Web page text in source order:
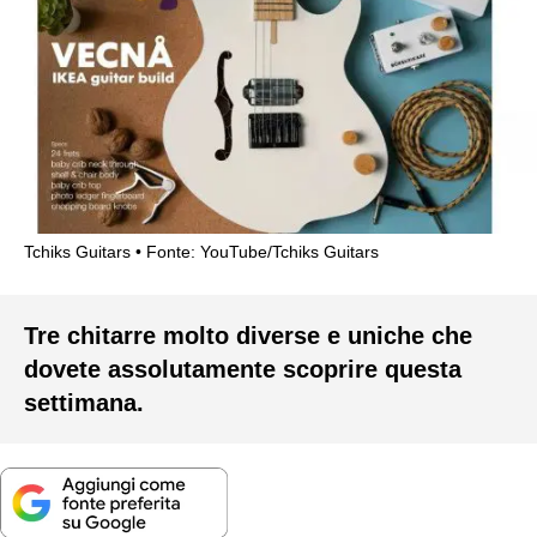
Tchiks Guitars Fonte: YouTube/Tchiks Guitars
Tre chitarre molto diverse e uniche che
dovete assolutamente scoprire questa
settimana.